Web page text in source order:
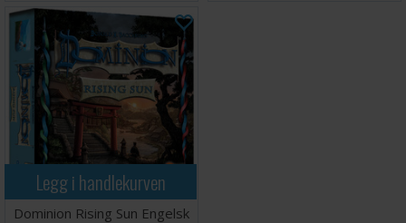
Legg i handlekurven
Dominion Rising Sun Engelsk